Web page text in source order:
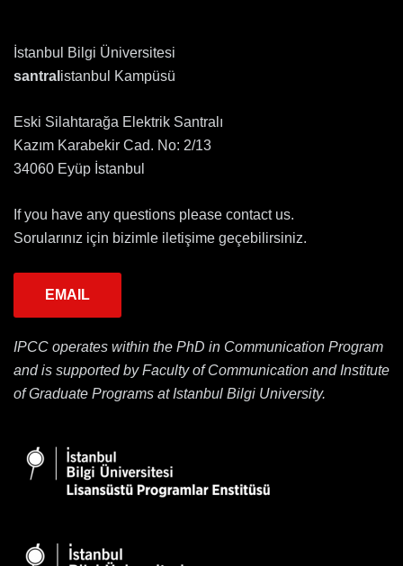
İstanbul Bilgi Üniversitesi
santral istanbul Kampüsü
Eski Silahtarağa Elektrik Santralı
Kazım Karabekir Cad. No: 2/13
34060 Eyüp İstanbul
If you have any questions please contact us.
Sorularınız için bizimle iletişime geçebilirsiniz.
EMAIL
IPCC operates within the PhD in Communication Program
and is supported by Faculty of Communication and Institute
of Graduate Programs at Istanbul Bilgi University.